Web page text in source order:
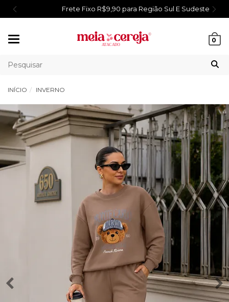
Frete Fixo R$9,90 para Região Sul E Sudeste
0
INÍCIO INVERNO